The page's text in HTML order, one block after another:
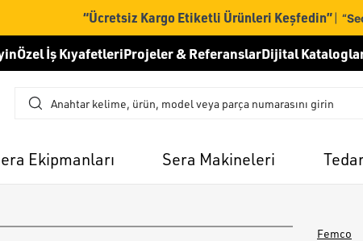
“Ücretsiz Kargo Etiketli Ürünleri Keşfedin”|
Özel İş KıyafetleriProjeler & ReferanslarDijital
Ekipmanları Sera Makineleri
Femco